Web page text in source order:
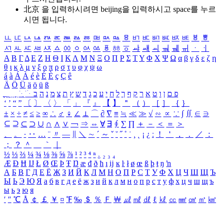
北京 을 입력하시려면 beijing을 입력하시고 space를 누르
시면 됩니다.
ㅥ ㅦ ㅧ ㅨ ㅩ ㅪ ㅫ ㅬ ㅭ ㅮ ㅯ ㅰ ㅱ ㅲ ㅳ ㅴ ㅵ ㅶ ㅷ ㅸ
ㅹ
ㅺ ㅻ ㅼ ㅽ ㅾ ㅿ ㆀ ㆁ ㆂ ㆃ ㆄ ㆅ ㆆ ㆇ ㆈ ㆉ ㆊ ㆋ ㆌ ㆍ
ㆎ
Α Β ΓΔ Ε Ζ Η Θ Ι ΚΛ Μ Ν Ξ Ο Π Ρ Σ ΤΥ Φ Χ Ψ Ω α β γ δ ε ζ η
θ ι κ λ μ ν ξ ο π ρ σ τ υ φ χ ψ ω
á à Á À é è É È ç Ç ê
Ä Ö Ü ä ö ü ß
ִֶֹ ֻּ ׁׂ פ ם ן ו ט א ר ק ף ך ל ח י ע כ ג ד ש ץ ת צ מ נ ה ב
‘ ’ “ ” 〔 〕 〈 〉 「 」 『 』 【 】 ＂ （ ） ［ ］ ｛ ｝
± × ÷ ≠ ≤ ≥ ∞ ∴ ♂ ♀ ∠ ⊥ ⌒ ∂ ∇ ≡ ≒ ≪ ≫ √ ∽ ∝ ∵ ∫ ∬ ∈ ∋
⊆ ⊇ ⊂ ⊃ ∪ ∩ ∧ ∨ ￢ ⇒ ⇔ ∀ ∃ ∮ ∑ ∏ ＋ － ＜ ＝
＞
、
。 · ‥ … ¨ 〃 ― ＼ ∼ ´ ～ ˇ ˘ ˝ ˚ ˙ ¸ ¡ ¿ ː ！ ＇ ， ． ／
：
；
？ ＾ ｀
½ ⅓ ⅔ ¼ ¾ ⅛ ⅜ ⅝ ⅞ ¹ ² ³ ⁴ ⁿ ₁ ₂ ₃ ₄
Æ Ð Ħ Ĳ Ł Ø Œ Þ Ŧ Ŋ æ đ ð ħ ı ĳ ĸ ŀ ł ø œ ß þ ŧ ŋ ŉ
А Б В Г Д Е Ё Ж З И Й К Л М Н О П Р С Т У Ф Х Ц Ч Ш Щ Ъ
Ы Ь Э Ю Я а б в г д е ё ж з и й к л м н о п р с т у ф х ц ч ш щ ъ
ы ь э ю я
′ ″ ℃ Å ￠ ￡ ￥ ¤ ℉ ‰ ＄ ％ Ｆ ￦ ㎕ ㎖ ㎗ ℓ ㎘ ㏄ ㎣ ㎤ ㎥ ㎦